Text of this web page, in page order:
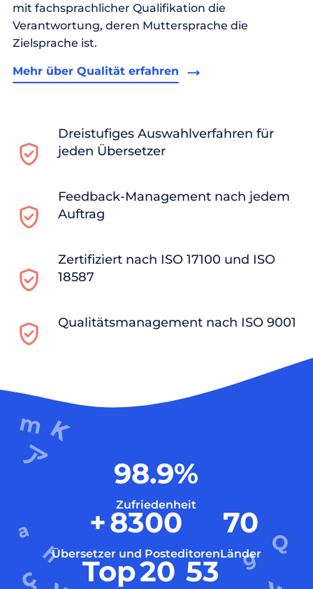
mit fachsprachlicher Qualifikation die
Verantwortung, deren Muttersprache die
Zielsprache ist.
Mehr über Qualität erfahren
Dreistufiges Auswahlverfahren für
jeden Übersetzer
Feedback-Management nach jedem
Auftrag
Zertifiziert nach ISO 17100 und ISO
18587
Qualitätsmanagement nach ISO 9001
98.9%
Zufriedenheit
+8300
Übersetzer und Posteditoren
70
Länder
Top20 53